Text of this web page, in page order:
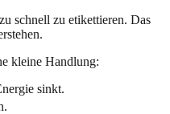
schnell zu etikettieren. Das
kleine Handlung:
sinkt.